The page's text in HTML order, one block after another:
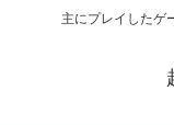
主にプレイしたゲ